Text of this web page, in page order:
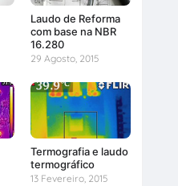
Laudo de Reforma
com base na NBR
16.280
29 Agosto, 2015
Termografia e laudo
termográfico
13 Fevereiro, 2015